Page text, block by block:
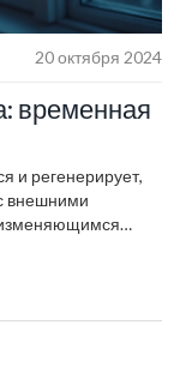
20 октября 2024
временная
и регенерирует,
внешними
изменяющимся
ночному